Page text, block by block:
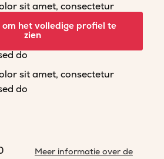
sit amet, consectetur
do
sit amet, consectetur
do
sit amet, consectetur
do
om het volledige profiel te
zien
Meer informatie over de